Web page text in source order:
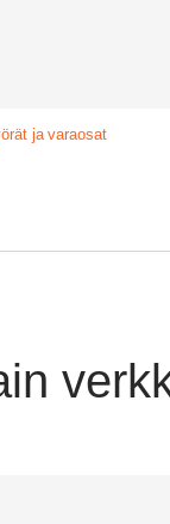
ja varaosat